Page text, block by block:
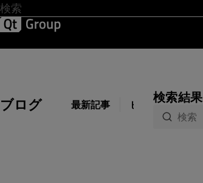
ブログ 最新記事 ビジネス 開発
検索結果